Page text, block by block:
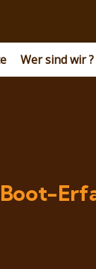
Wer sind wir ?